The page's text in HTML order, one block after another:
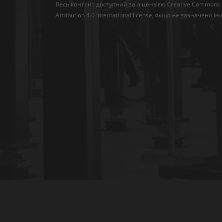
Весь контент доступний за ліцензією Creative Commons
Attribution 4.0 International license, якщо не зазначено